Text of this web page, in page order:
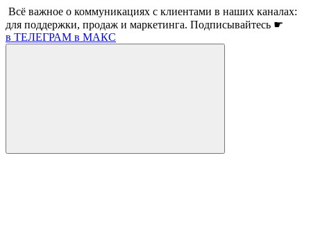
Всё важное о коммуникациях с клиентами в наших каналах:
для поддержки, продаж и маркетинга. Подписывайтесь ☛
в ТЕЛЕГРАМ в МАКС